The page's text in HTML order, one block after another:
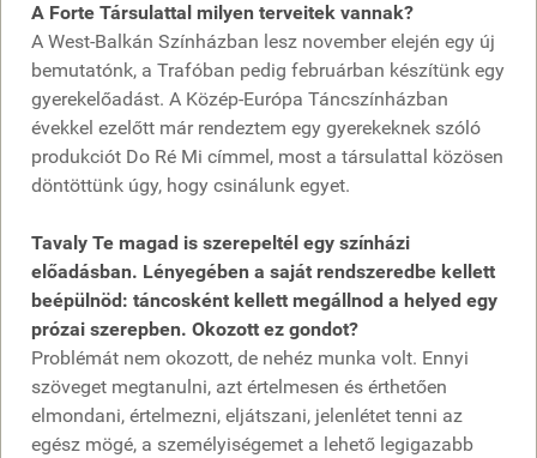
A Forte Társulattal milyen terveitek vannak?
A West-Balkán Színházban lesz november elején egy új
bemutatónk, a Trafóban pedig februárban készítünk egy
gyerekelőadást. A Közép-Európa Táncszínházban
évekkel ezelőtt már rendeztem egy gyerekeknek szóló
produkciót Do Ré Mi címmel, most a társulattal közösen
döntöttünk úgy, hogy csinálunk egyet.
Tavaly Te magad is szerepeltél egy színházi
előadásban. Lényegében a saját rendszeredbe kellett
beépülnöd: táncosként kellett megállnod a helyed egy
prózai szerepben. Okozott ez gondot?
Problémát nem okozott, de nehéz munka volt. Ennyi
szöveget megtanulni, azt értelmesen és érthetően
elmondani, értelmezni, eljátszani, jelenlétet tenni az
egész mögé, a személyiségemet a lehető legigazabb